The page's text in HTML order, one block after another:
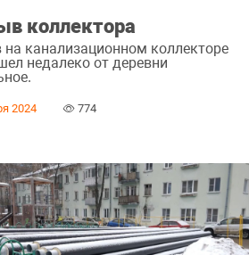
коллектора
канализационном коллекторе
недалеко от деревни
2024 774